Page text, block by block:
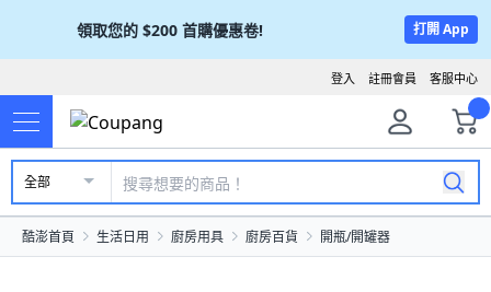
領取您的 $200 首購優惠卷! 打開 App
客服中心
註冊會員
登入
全部
酷澎首頁 生活日用 廚房用具 廚房百貨 開瓶/開罐器